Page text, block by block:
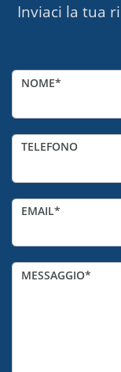
Inviaci la tua
NOME
TELEFONO
EMAIL
MESSAGGIO